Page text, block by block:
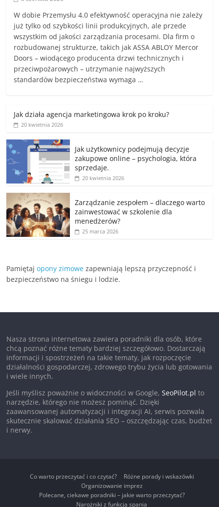
W dobie Przemysłu 4.0 efektywność operacyjna nie zależy
już tylko od szybkości linii produkcyjnych, ale przede
wszystkim od jakości zarządzania procesami. Dla firm o
rozbudowanej strukturze, takich jak ASSA ABLOY Mercor
Doors – wiodącego producenta drzwi technicznych i
przeciwpożarowych – utrzymanie najwyższych
standardów bezpieczeństwa wymaga …
Jak działa agencja marketingowa krok po kroku?
20 kwietnia 2026
Jak użytkownicy podejmują decyzje
zakupowe online – psychologia, która
sprzedaje.
20 kwietnia 2026
Zarządzanie zespołem – dlaczego warto
zainwestować w szkolenie dla
menedżerów?
25 marca 2026
Pamiętajopony zimowe zapewniają lepszą przyczepność i
bezpieczeństwo na śniegu i lodzie.
Nasza strona internetowa zawiera poradniki dla osób, które
chcą poznać różne tematy bardziej szczegółowo. Dostarczają
informacji i spostrzeżeń na takie tematy, jak rozpoczęcie
działalności gospodarczej, zdrowego trybu życia lub gotowania
i wiele innych.
Jeśli myślisz poważnie o widoczności w Google,SeoPilot.pl to
narzędzie, którego nie możesz pominąć. Dzięki
zaawansowanej automatyzacji i integracji AI, serwis pozwala
skutecznie skalować działania SEO – oszczędzając czas, budżet
i nerwy.
Co warto przeczytać i co czytać?
Różne porady i wskazówki
Organizowanie imprez
Polecane, ciekawe poradniki – jakie warto przeczytać?
Narożniki z funkcją spania